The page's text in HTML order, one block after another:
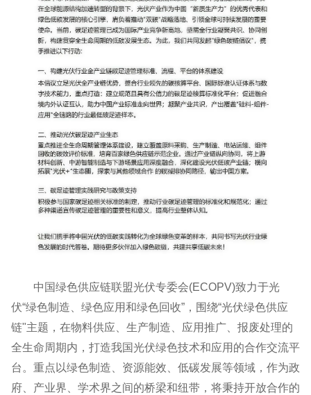
中国绿色供应链联盟光伏专委会(ECOPV)致力于光
伏“绿色制造、绿色应用和绿色回收”，围绕“光伏绿色供应
链"主题，在物料供应、生产制造、应用推广、报废处理的
全生命周期内，打造我国光伏绿色技术和应用的合作交流平
台。重点以绿色制造、资源能效、低碳发展等领域，作为政
府、产业界、学术界之间的桥梁和纽带，将秉持开放合作的